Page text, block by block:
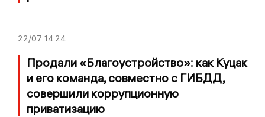
22/07 14:24
Продали «Благоустройство»: как Куцак
и его команда, совместно с ГИБДД,
совершили коррупционную
приватизацию